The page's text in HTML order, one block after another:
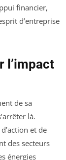
financier,
d’entreprise
l’impact
de sa
là.
et de
des secteurs
énergies